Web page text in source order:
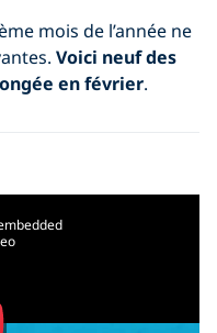
mois de l’année ne
Voici neuf des
en février.